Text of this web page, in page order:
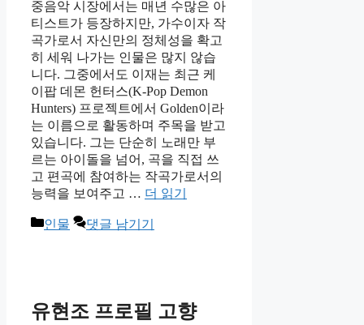
중음악 시장에서는 매년 수많은 아
티스트가 등장하지만, 가수이자 작
곡가로서 자신만의 정체성을 확고
히 세워 나가는 인물은 많지 않습
니다. 그중에서도 이재는 최근 케
이팝 데몬 헌터스(K-Pop Demon
Hunters) 프로젝트에서 Golden이라
는 이름으로 활동하며 주목을 받고
있습니다. 그는 단순히 노래만 부
르는 아이돌을 넘어, 곡을 직접 쓰
고 편곡에 참여하는 작곡가로서의
능력을 보여주고 … 더 읽기
카
인물 댓글 남기기
유현조 프로필 고향